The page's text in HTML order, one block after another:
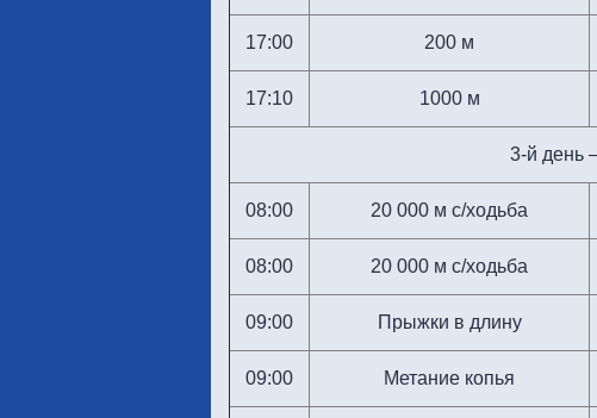
17:00 200 м
17:10 1000 м
3-й день
08:00 20 000 м с/ходьба
08:00 20 000 м с/ходьба
09:00 Прыжки в длину
09:00 Метание копья